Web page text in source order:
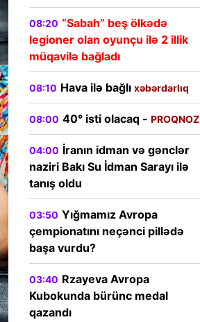
08:20 “Sabah” beş ölkədə
legioner olan oyunçu ilə 2 illik
müqavilə bağladı
08:10 Hava ilə bağlı xəbərdarlıq
08:00 40° isti olacaq - PROQNOZ
04:00 İranın idman və gənclər
naziri Bakı Su İdman Sarayı ilə
tanış oldu
03:50 Yığmamız Avropa
çempionatını neçənci pillədə
başa vurdu?
03:40 Rzayeva Avropa
Kubokunda bürünc medal
qazandı